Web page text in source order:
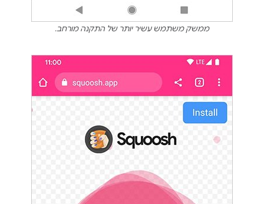
ממשק משתמש עשיר יותר של התקנה מורחב.